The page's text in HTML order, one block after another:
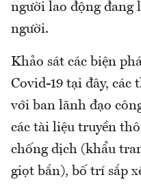
người lao động đang
người.
Khảo sát các biện
Covid-19 tại đây, các
với ban lãnh đạo
các tài liệu truyền
chống dịch (khẩu
giọt bắn), bố trí sắp